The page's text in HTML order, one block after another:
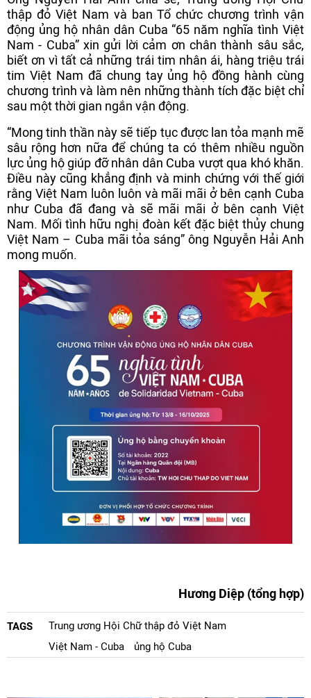
thập đỏ Việt Nam và ban Tổ chức chương trình vận
động ủng hộ nhân dân Cuba “65 năm nghĩa tình Việt
Nam - Cuba” xin gửi lời cảm ơn chân thành sâu sắc,
biết ơn vì tất cả những trái tim nhân ái, hàng triệu trái
tim Việt Nam đã chung tay ủng hộ đồng hành cùng
chương trình và làm nên những thành tích đặc biệt chỉ
sau một thời gian ngắn vận động.
“Mong tinh thần này sẽ tiếp tục được lan tỏa mạnh mẽ
sâu rộng hơn nữa để chúng ta có thêm nhiều nguồn
lực ủng hộ giúp đỡ nhân dân Cuba vượt qua khó khăn.
Điều này cũng khẳng định và minh chứng với thế giới
rằng Việt Nam luôn luôn và mãi mãi ở bên cạnh Cuba
như Cuba đã đang và sẽ mãi mãi ở bên cạnh Việt
Nam. Mối tình hữu nghị đoàn kết đặc biệt thủy chung
Việt Nam – Cuba mãi tỏa sáng” ông Nguyễn Hải Anh
mong muốn.
Hương Diệp (tổng hợp)
TAGS
Trung ương Hội Chữ thập đỏ Việt Nam
Việt Nam - Cuba
ủng hộ Cuba